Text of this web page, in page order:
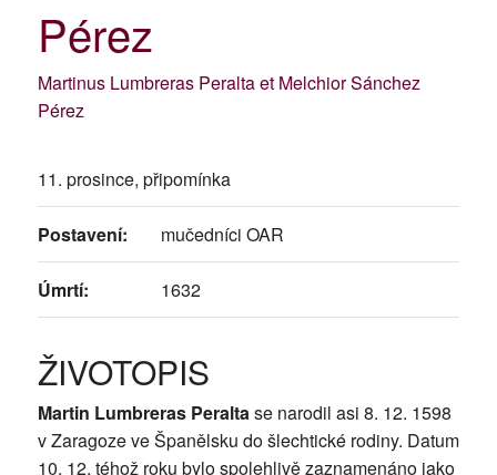
Pérez
Martinus Lumbreras Peralta et Melchior Sánchez
Pérez
11. prosince, připomínka
Postavení: mučedníci OAR
Úmrtí: 1632
ŽIVOTOPIS
Martin Lumbreras Peraltase narodil asi 8. 12. 1598
v Zaragoze ve Španělsku do šlechtické rodiny. Datum
10. 12. téhož roku bylo spolehlivě zaznamenáno jako